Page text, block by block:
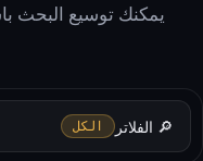
يمكنك توسيع البحث
🔎 الفلاتر الكل